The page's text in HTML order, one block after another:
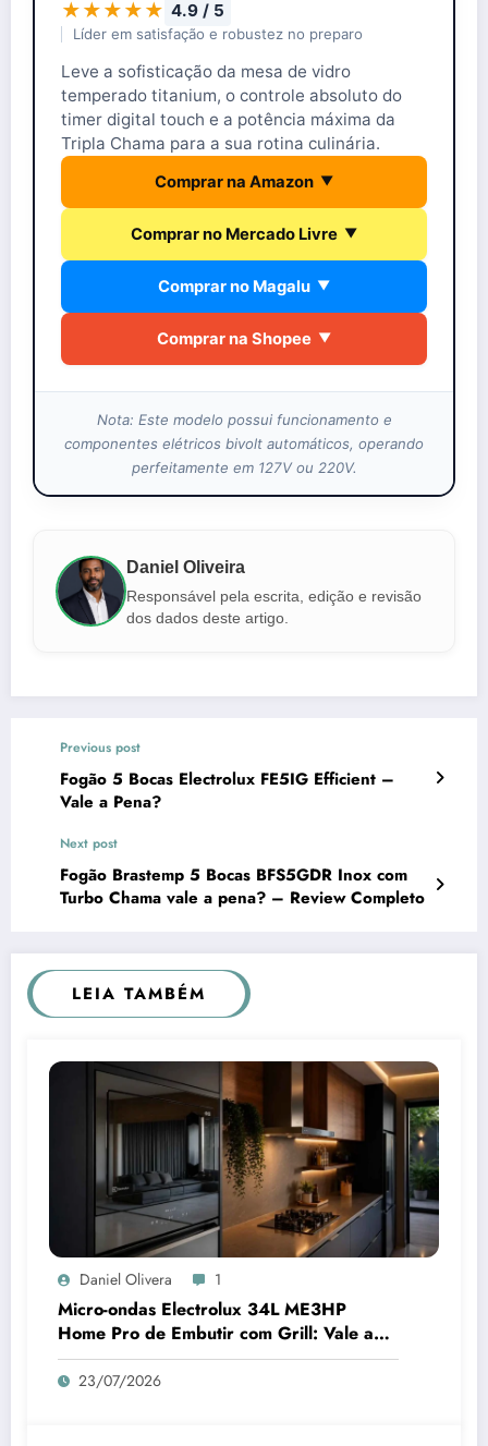
★★★★★ 4.9 / 5
Líder em satisfação e robustez no preparo
Leve a sofisticação da mesa de vidro
temperado titanium, o controle absoluto do
timer digital touch e a potência máxima da
Tripla Chama para a sua rotina culinária.
Comprar na Amazon ▼
Comprar no Mercado Livre ▼
Comprar no Magalu ▼
Comprar na Shopee ▼
Nota: Este modelo possui funcionamento e
componentes elétricos bivolt automáticos, operando
perfeitamente em 127V ou 220V.
Daniel Oliveira
Responsável pela escrita, edição e revisão
dos dados deste artigo.
Previous post
Fogão 5 Bocas Electrolux FE5IG Efficient –
Vale a Pena?
Next post
Fogão Brastemp 5 Bocas BFS5GDR Inox com
Turbo Chama vale a pena? – Review Completo
LEIA TAMBÉM
Daniel Olivera 1
Micro-ondas Electrolux 34L ME3HP
Home Pro de Embutir com Grill: Vale a
Pena Comprar?
23/07/2026